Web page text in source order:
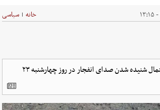
خانه | سیاسی
مدیریت بحران استانداری آذربایجان شرقی با صدور اطلاعیه‌ای از احتمال شنیده شدن صدای انفجار در روز چهارشنبه ۲۳